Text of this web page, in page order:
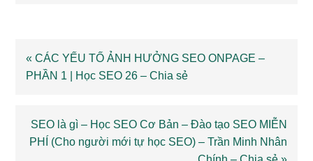
Previous
Post:
« CÁC YẾU TỐ ẢNH HƯỞNG SEO ONPAGE –
PHẦN 1 | Học SEO 26 – Chia sẻ
Next
Post:
SEO là gì – Học SEO Cơ Bản – Đào tạo SEO MIỄN
PHÍ (Cho người mới tự học SEO) – Trần Minh Nhân